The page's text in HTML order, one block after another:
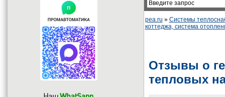
pea.ru » Системы
коттеджа, система
Отзывы о
тепловых